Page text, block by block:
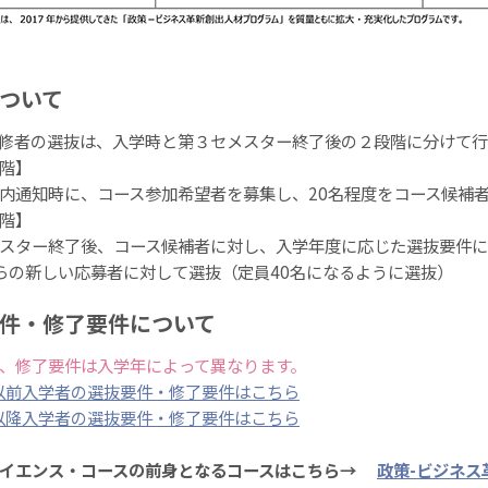
いて
者の選抜は、入学時と第３セメスター終了後の２段階に分けて
】
知時に、コース参加希望者を募集し、20名程度をコース候補
】
ター終了後、コース候補者に対し、入学年度に応じた選抜要件
の新しい応募者に対して選抜（定員40名になるように選抜）
・修了要件について
修了要件は入学年によって異なります。
入学者の選抜要件・修了要件はこちら
入学者の選抜要件・修了要件はこちら
エンス・コースの前身となるコースはこちら→ 政策-ビジネス